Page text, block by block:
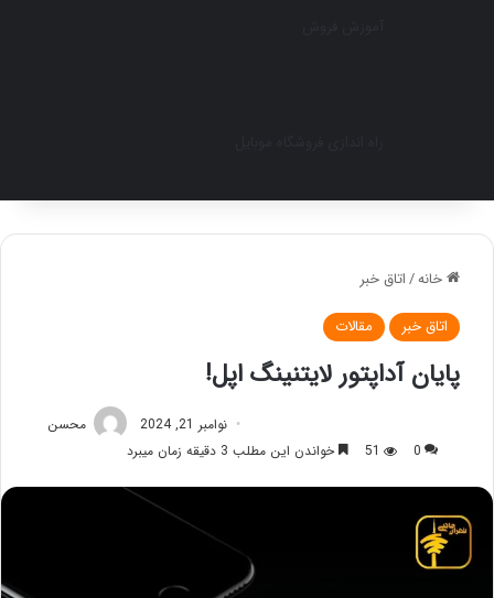
خانه/اتاق خبر
اتاق خبر مقالات
پایان آداپتور لایتنینگ اپل!
محسن
نوامبر 21, 2024
0
51 خواندن این مطلب 3 دقیقه زمان میبرد